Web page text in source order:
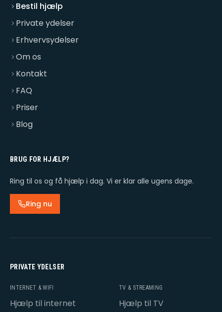
Bestil hjælp
Private ydelser
Erhvervsydelser
Om os
Kontakt
FAQ
Priser
Blog
BRUG FOR HJÆLP?
Ring til os og få hjælp i dag. Vi er klar alle ugens dage.
Ring nu
PRIVATE YDELSER
INTERNET & WIFI
Hjælp til internet
TV & STREAMING
Hjælp til TV